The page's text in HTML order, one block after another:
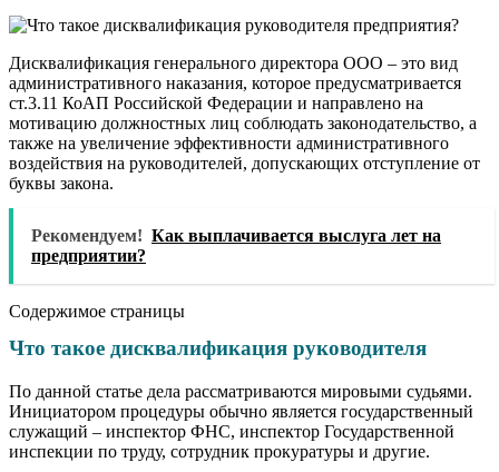
Дисквалификация генерального директора ООО – это вид
административного наказания, которое предусматривается
ст.3.11 КоАП Российской Федерации и направлено на
мотивацию должностных лиц соблюдать законодательство, а
также на увеличение эффективности административного
воздействия на руководителей, допускающих отступление от
буквы закона.
Рекомендуем! Как выплачивается выслуга лет на
предприятии?
Содержимое страницы
Что такое дисквалификация руководителя
По данной статье дела рассматриваются мировыми судьями.
Инициатором процедуры обычно является государственный
служащий – инспектор ФНС, инспектор Государственной
инспекции по труду, сотрудник прокуратуры и другие.